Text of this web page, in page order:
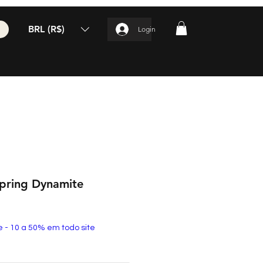
BRL (R$) Login
Dynamite
- 10 a 50% em todo site